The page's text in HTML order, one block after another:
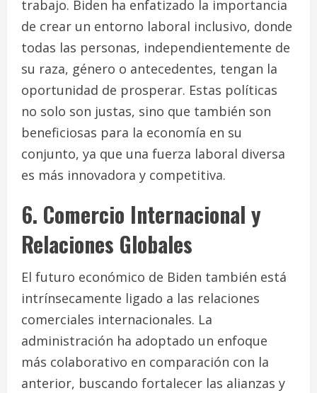
trabajo. Biden ha enfatizado la importancia
de crear un entorno laboral inclusivo, donde
todas las personas, independientemente de
su raza, género o antecedentes, tengan la
oportunidad de prosperar. Estas políticas
no solo son justas, sino que también son
beneficiosas para la economía en su
conjunto, ya que una fuerza laboral diversa
es más innovadora y competitiva.
6. Comercio Internacional y
Relaciones Globales
El futuro económico de Biden también está
intrínsecamente ligado a las relaciones
comerciales internacionales. La
administración ha adoptado un enfoque
más colaborativo en comparación con la
anterior, buscando fortalecer las alianzas y